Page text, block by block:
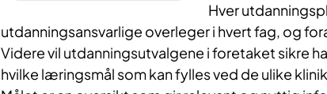
Hver
utdanningsansvarlige overleger i hvert fag, og
Videre vil utdanningsutvalgene i foretaket sikre
hvilke læringsmål som kan fylles ved de ulike